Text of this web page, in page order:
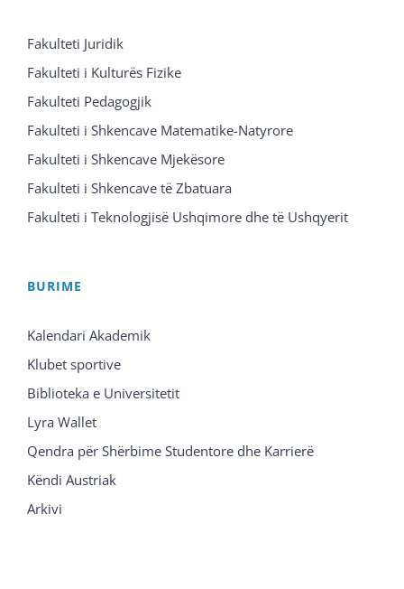
Fakulteti Juridik
Fakulteti i Kulturës Fizike
Fakulteti Pedagogjik
Fakulteti i Shkencave Matematike-Natyrore
Fakulteti i Shkencave Mjekësore
Fakulteti i Shkencave të Zbatuara
Fakulteti i Teknologjisë Ushqimore dhe të Ushqyerit
BURIME
Kalendari Akademik
Klubet sportive
Biblioteka e Universitetit
Lyra Wallet
Qendra për Shërbime Studentore dhe Karrierë
Këndi Austriak
Arkivi